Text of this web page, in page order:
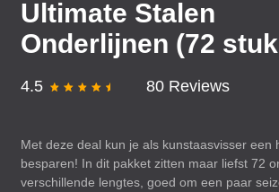
Ultimate Stalen
Onderlijnen (72
4.5 80 Reviews
Met deze deal kun je als kunstaasvisser een
besparen! In dit pakket zitten maar liefst 72
verschillende lengtes, goed om een paar